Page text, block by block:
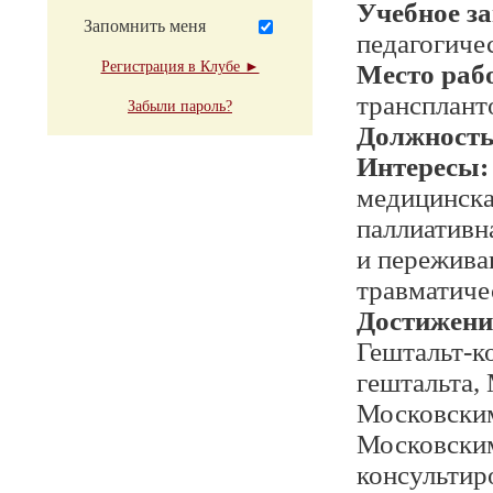
Запомнить меня
Регистрация в Клубе ►
Забыли пароль?
Учебное
Место
Интересы:
и
Гештальт-